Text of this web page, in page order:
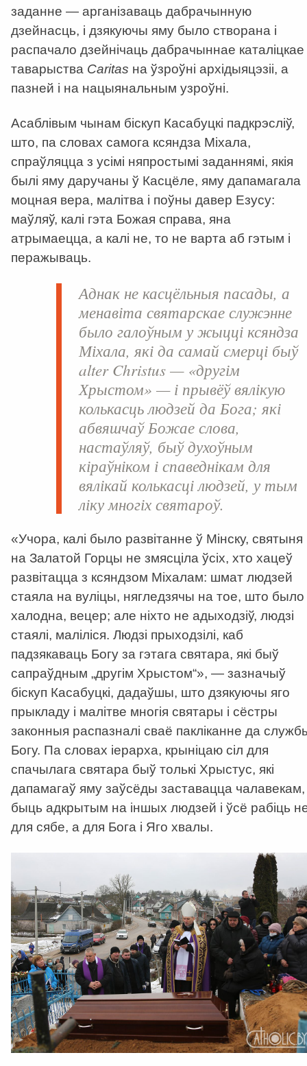
заданне — арганізаваць дабрачынную
дзейнасць, і дзякуючы яму было створана і
распачало дзейнічаць дабрачыннае каталіцкае
таварыства Caritas на ўзроўні архідыяцэзіі, а
пазней і на нацыянальным узроўні.
Асаблівым чынам біскуп Касабуцкі падкрэсліў,
што, па словах самога ксяндза Міхала,
спраўляцца з усімі няпростымі заданнямі, якія
былі яму даручаны ў Касцёле, яму дапамагала
моцная вера, малітва і поўны давер Езусу:
маўляў, калі гэта Божая справа, яна
атрымаецца, а калі не, то не варта аб гэтым і
перажываць.
Аднак не касцёльныя пасады, а
менавіта святарскае служэнне
было галоўным у жыцці ксяндза
Міхала, які да самай смерці быў
alter Christus— «другім
Хрыстом» — і прывёў вялікую
колькасць людзей да Бога; які
абвяшчаў Божае слова,
настаўляў, быў духоўным
кіраўніком і спаведнікам для
вялікай колькасці людзей, у тым
ліку многіх святароў.
«Учора, калі было развітанне ў Мінску, святыня
на Залатой Горцы не змясціла ўсіх, хто хацеў
развітацца з ксяндзом Міхалам: шмат людзей
стаяла на вуліцы, нягледзячы на тое, што было
халодна, вецер; але ніхто не адыходзіў, людзі
стаялі, маліліся. Людзі прыходзілі, каб
падзякаваць Богу за гэтага святара, які быў
сапраўдным „другім Хрыстом“», — зазначыў
біскуп Касабуцкі, дадаўшы, што дзякуючы яго
прыкладу і малітве многія святары і сёстры
законныя распазналі сваё пакліканне да
Богу. Па словах іерарха, крыніцаю сіл для
спачылага святара быў толькі Хрыстус, які
дапамагаў яму заўсёды заставацца чалавекам,
быць адкрытым на іншых людзей і ўсё рабіць
для сябе, а для Бога і Яго хвалы.